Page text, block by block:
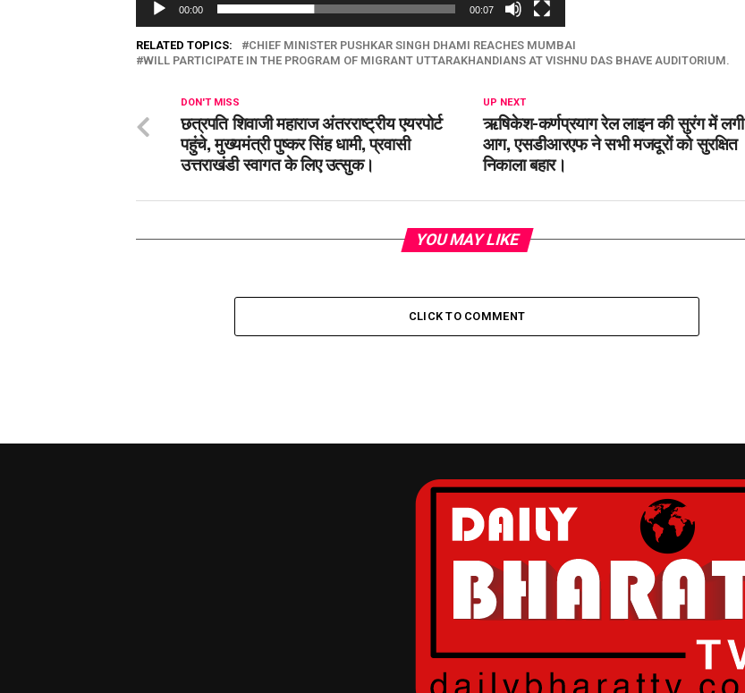
00:00 00:07
RELATED TOPICS:
CHIEF MINISTER PUSHKAR SINGH DHAMI REACHES MUMBAI
WILL PARTICIPATE IN THE PROGRAM OF MIGRANT UTTARAKHANDIANS AT VISHNU DAS BHAVE AUDITORIUM.
UP NEXT
ऋषिकेश-कर्णप्रयाग रेल लाइन की सुरंग में लगी
आग, एसडीआरएफ ने सभी मजदूरों को सुरक्षित
निकाला बहार।
DON'T MISS
छत्रपति शिवाजी महाराज अंतरराष्ट्रीय एयरपोर्ट
पहुंचे, मुख्यमंत्री पुष्कर सिंह धामी, प्रवासी
उत्तराखंडी स्वागत के लिए उत्सुक।
YOU MAY LIKE
CLICK TO COMMENT